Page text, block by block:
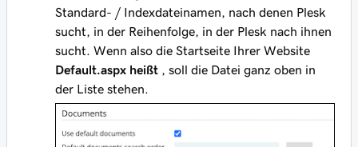
Standard- / Indexdateinamen, nach denen Plesk
sucht, in der Reihenfolge, in der Plesk nach ihnen
sucht. Wenn also die Startseite Ihrer Website
Default.aspx heißt , soll die Datei ganz oben in
der Liste stehen.